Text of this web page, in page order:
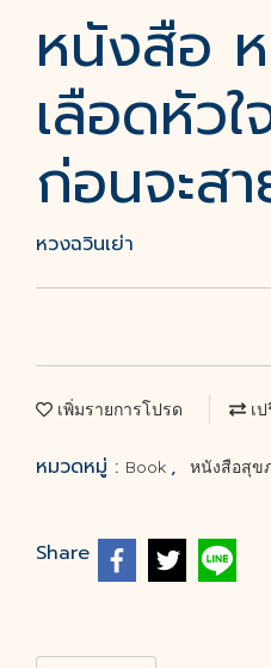
หนังสือ
เลือดหัวใ
ก่อนจะส
หวงฉวินเย่า
เพิ่มรายการโปรด เ
หมวดหมู่ : Book , หนังสือสุข
Share